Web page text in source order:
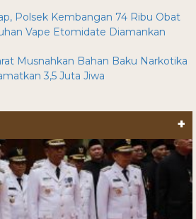
Polsek Kembangan 74 Ribu Obat
Vape Etomidate Diamankan
Musnahkan Bahan Baku Narkotika
3,5 Juta Jiwa
+